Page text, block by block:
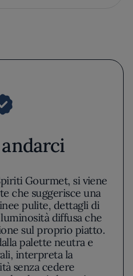
Gourmet, si viene
che suggerisce una
pulite, dettagli di
diffusa che
sul proprio piatto.
palette neutra e
interpreta la
senza cedere